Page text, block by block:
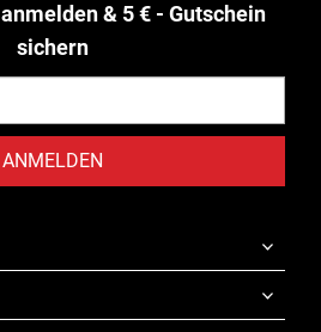
& 5 € - Gutschein
sichern
ANMELDEN